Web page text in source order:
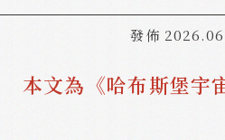
發佈
本文為《哈布斯堡宇